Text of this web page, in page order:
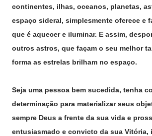
continentes, ilhas, oceanos, planetas,
espaço sideral, simplesmente oferece e
que é aquecer e iluminar. E assim,
outros astros, que façam o seu melhor
forma as estrelas brilham no espaço.
Seja uma pessoa bem sucedida, tenha
determinação para materializar seus
sempre Deus a frente da sua vida e
entusiasmado e convicto da sua Vitória,